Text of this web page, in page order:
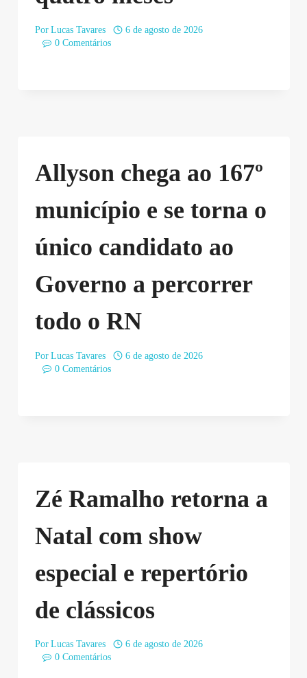
Por Lucas Tavares
6 de agosto de 2026
0 Comentários
Allyson chega ao 167º
município e se torna o
único candidato ao
Governo a percorrer
todo o RN
Por Lucas Tavares
6 de agosto de 2026
0 Comentários
Zé Ramalho retorna a
Natal com show
especial e repertório
de clássicos
Por Lucas Tavares
6 de agosto de 2026
0 Comentários